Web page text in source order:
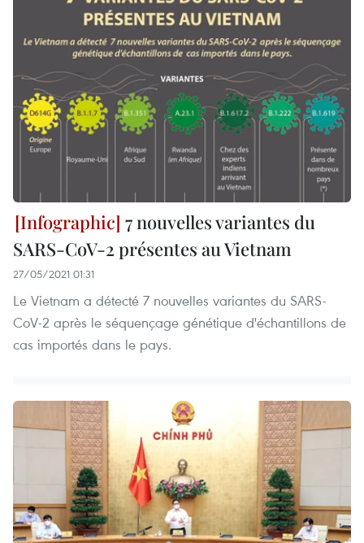
7 nouvelles variantes du
SARS-CoV-2 présentes au Vietnam
27/05/2021 01:31
Le Vietnam a détecté 7 nouvelles variantes du SARS-
CoV-2 après le séquençage génétique d'échantillons de
cas importés dans le pays.